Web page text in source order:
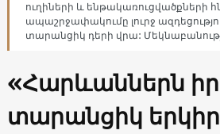
ուղիների և ենթակառուցվածքների
ապաշրջափակումը լուրջ
տարանցիկ դերի վրա:
«Հարևաններն
տարանցիկ